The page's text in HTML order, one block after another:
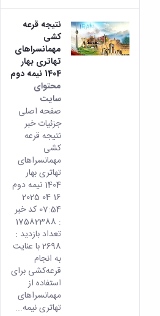
نتیجه قرعه
کشی
مهمانسراهای
تهاتری بهار
1404 نیمه دوم
محتوای
سایت
صفحه اصلی
جزئیات خبر
نتیجه قرعه
کشی
مهمانسراهای
تهاتری بهار
1404 نیمه دوم
16 04 2025
07:54 کد خبر
: 17582388
تعداد بازدید :
2698 با عنایت
به انجام
قرعه‌کشی برای
استفاده از
مهمانسراهای
تهاتری نیمه...